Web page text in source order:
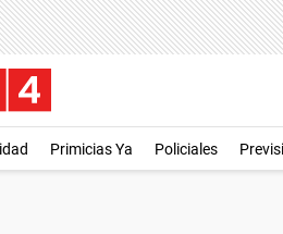
Primicias Ya Policiales